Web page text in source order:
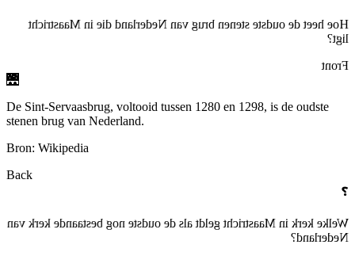
Hoe heet de oudste stenen brug van Nederland die in Maastricht
ligt?
Front
🌉
De Sint-Servaasbrug, voltooid tussen 1280 en 1298, is de oudste
stenen brug van Nederland.
Bron: Wikipedia
Back
❓
Welke kerk in Maastricht geldt als de oudste nog bestaande kerk van
Nederland?